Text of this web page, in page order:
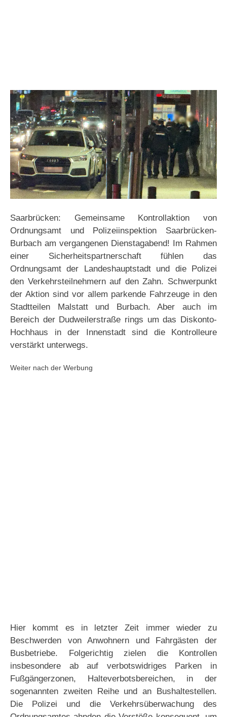
Saarbrücken: Gemeinsame Kontrollaktion von
Ordnungsamt und Polizeiinspektion Saarbrücken-
Burbach am vergangenen Dienstagabend! Im Rahmen
einer Sicherheitspartnerschaft fühlen das
Ordnungsamt der Landeshauptstadt und die Polizei
den Verkehrsteilnehmern auf den Zahn. Schwerpunkt
der Aktion sind vor allem parkende Fahrzeuge in den
Stadtteilen Malstatt und Burbach. Aber auch im
Bereich der Dudweilerstraße rings um das Diskonto-
Hochhaus in der Innenstadt sind die Kontrolleure
verstärkt unterwegs.
Weiter nach der Werbung
Hier kommt es in letzter Zeit immer wieder zu
Beschwerden von Anwohnern und Fahrgästen der
Busbetriebe. Folgerichtig zielen die Kontrollen
insbesondere ab auf verbotswidriges Parken in
Fußgängerzonen, Halteverbotsbereichen, in der
sogenannten zweiten Reihe und an Bushaltestellen.
Die Polizei und die Verkehrsüberwachung des